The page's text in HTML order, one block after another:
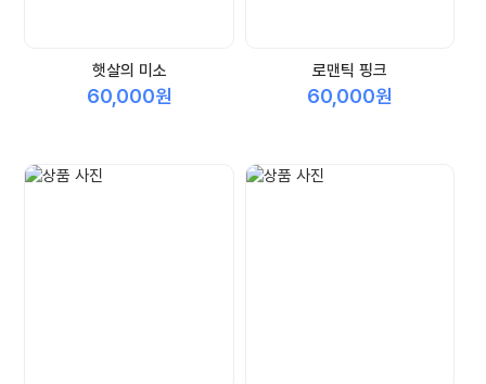
햇살의 미소
60,000원
로맨틱 핑크
60,000원